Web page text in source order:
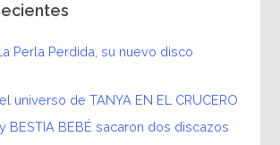
Perla Perdida, su nuevo disco
universo de TANYA EN EL CRUCERO
BESTIA BEBÉ sacaron dos discazos